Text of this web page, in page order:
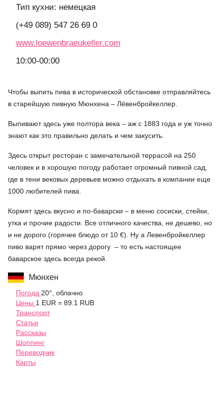
Тип кухни: немецкая
(+49 089) 547 26 69 0
www.loewenbraeukeller.com
10:00-00:00
Чтобы выпить пива в исторической обстановке отправляйтесь
в старейшую пивную Мюнхена – Лёвенбройкеллер.
Выпивают здесь уже полтора века – аж с 1883 года и уж точно
знают как это правильно делать и чем закусить.
Здесь открыт ресторан с замечательной террасой на 250
человек и в хорошую погоду работает огромный пивной сад,
где в тени вековых деревьев можно отдыхать в компании еще
1000 любителей пива.
Кормят здесь вкусно и по-баварски – в меню сосиски, стейки,
утка и прочие радости. Все отличного качества, не дешево, но
и не дорого (горячее блюдо от 10 €). Ну а Левенбройкеллер
пиво варят прямо через дорогу – то есть настоящее
баварское здесь всегда рекой.
Мюнхен
Погода 20°, облачно
Цены 1 EUR = 89.1 RUB
Транспорт
Статьи
Рассказы
Шоппинг
Переводчик
Карты